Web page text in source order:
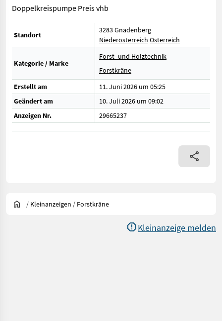
Doppelkreispumpe Preis vhb
Standort
3283 Gnadenberg
Niederösterreich Österreich
Kategorie / Marke
Forst- und Holztechnik
Forstkräne
Erstellt am
11. Juni 2026 um 05:25
Geändert am
10. Juli 2026 um 09:02
Anzeigen Nr.
29665237
/ Kleinanzeigen / Forstkräne
Kleinanzeige melden